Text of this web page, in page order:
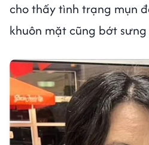
cho thấy tình trạng mụn
khuôn mặt cũng bớt